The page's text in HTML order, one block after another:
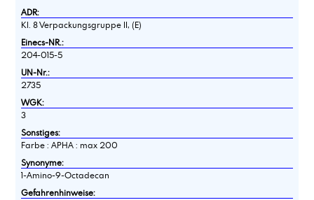
ADR:
Kl. 8 Verpackungsgruppe II, (E)
Einecs-NR.:
204-015-5
UN-Nr.:
2735
WGK:
3
Sonstiges:
Farbe : APHA : max 200
Synonyme:
1-Amino-9-Octadecan
Gefahrenhinweise: